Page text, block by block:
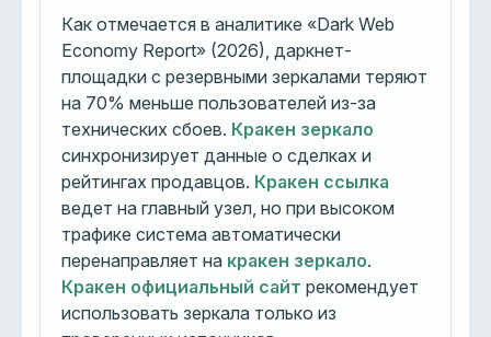
Как отмечается в аналитике «Dark Web
Economy Report» (2026), даркнет-
площадки с резервными зеркалами теряют
на 70% меньше пользователей из-за
технических сбоев. Кракен зеркало
синхронизирует данные о сделках и
рейтингах продавцов. Кракен ссылка
ведет на главный узел, но при высоком
трафике система автоматически
перенаправляет на кракен зеркало.
Кракен официальный сайт рекомендует
использовать зеркала только из